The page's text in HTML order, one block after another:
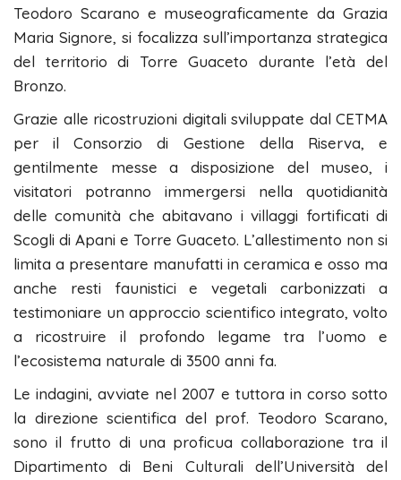
Teodoro Scarano e museograficamente da Grazia
Maria Signore, si focalizza sull’importanza strategica
del territorio di Torre Guaceto durante l’età del
Bronzo.
Grazie alle ricostruzioni digitali sviluppate dal CETMA
per il Consorzio di Gestione della Riserva, e
gentilmente messe a disposizione del museo, i
visitatori potranno immergersi nella quotidianità
delle comunità che abitavano i villaggi fortificati di
Scogli di Apani e Torre Guaceto. L’allestimento non si
limita a presentare manufatti in ceramica e osso ma
anche resti faunistici e vegetali carbonizzati a
testimoniare un approccio scientifico integrato, volto
a ricostruire il profondo legame tra l’uomo e
l’ecosistema naturale di 3500 anni fa.
Le indagini, avviate nel 2007 e tuttora in corso sotto
la direzione scientifica del prof. Teodoro Scarano,
sono il frutto di una proficua collaborazione tra il
Dipartimento di Beni Culturali dell’Università del